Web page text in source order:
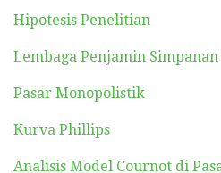
Hipotesis Penelitian
Lembaga Penjamin Simpanan
Pasar Monopolistik
Kurva Phillips
Analisis Model Cournot di